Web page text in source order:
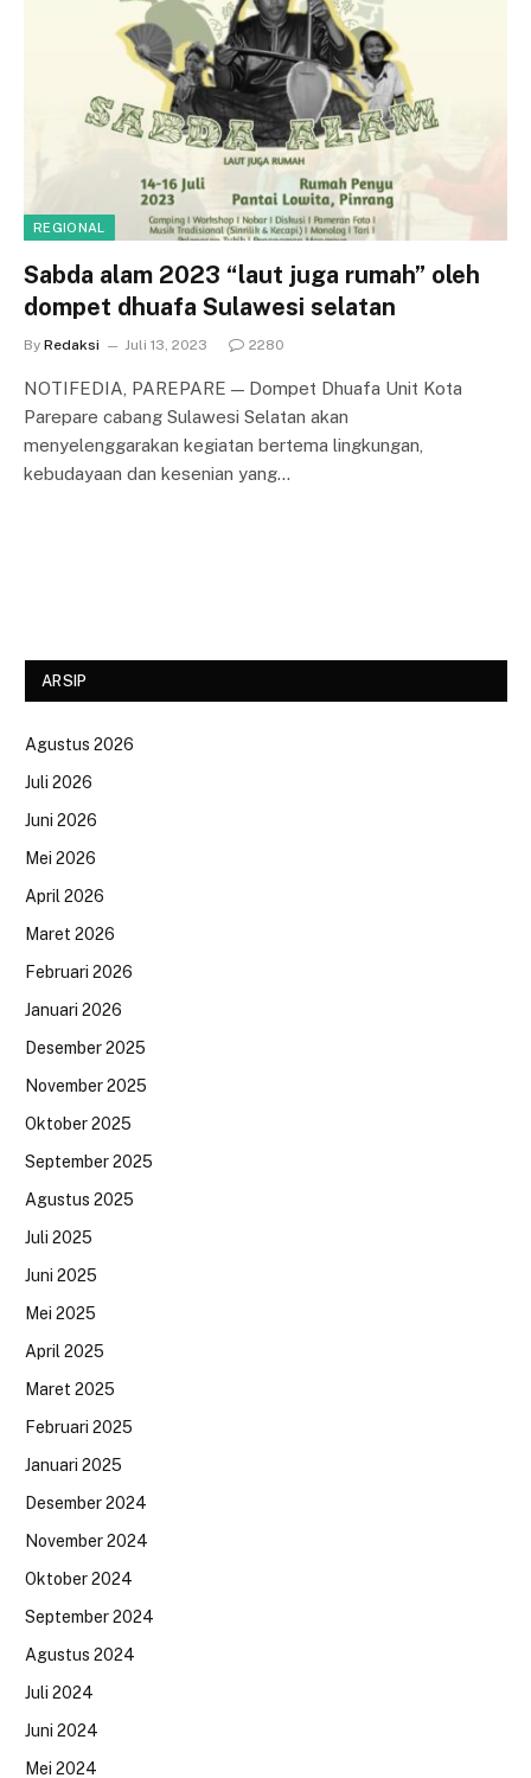
REGIONAL
Sabda alam 2023 “laut juga rumah” oleh
dompet dhuafa Sulawesi selatan
By Redaksi Juli 13, 2023 2280
NOTIFEDIA, PAREPARE — Dompet Dhuafa Unit Kota
Parepare cabang Sulawesi Selatan akan
menyelenggarakan kegiatan bertema lingkungan,
kebudayaan dan kesenian yang…
ARSIP
Agustus 2026
Juli 2026
Juni 2026
Mei 2026
April 2026
Maret 2026
Februari 2026
Januari 2026
Desember 2025
November 2025
Oktober 2025
September 2025
Agustus 2025
Juli 2025
Juni 2025
Mei 2025
April 2025
Maret 2025
Februari 2025
Januari 2025
Desember 2024
November 2024
Oktober 2024
September 2024
Agustus 2024
Juli 2024
Juni 2024
Mei 2024